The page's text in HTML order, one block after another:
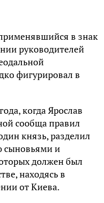
в знак
руководителей
фигурировал в
когда Ярослав
сообща правил
князь, разделил
сыновьями и
должен был
находясь в
от Киева.